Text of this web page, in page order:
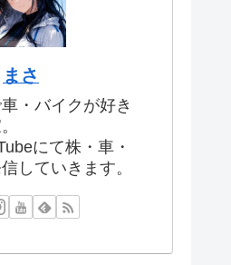
まさ
・バイクが好き
にて株・車・
していきます。